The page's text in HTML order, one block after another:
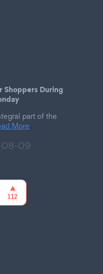
Shoppers During
part of the
More
09